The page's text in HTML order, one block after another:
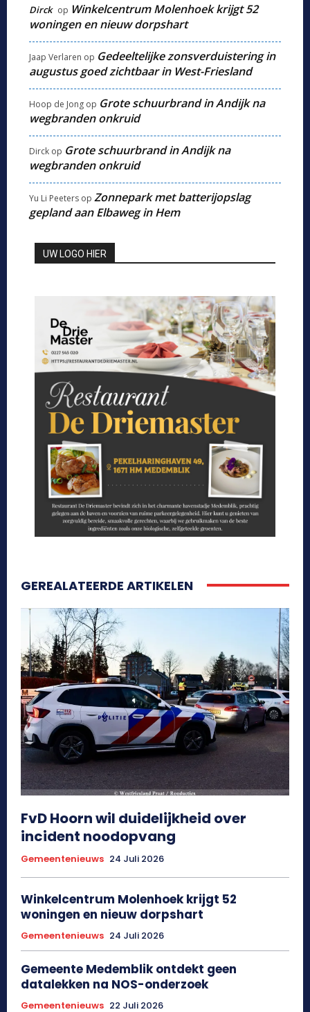
Dirck op Winkelcentrum Molenhoek krijgt 52
woningen en nieuw dorpshart
Jaap Verlaren op Gedeeltelijke zonsverduistering in
augustus goed zichtbaar in West-Friesland
Hoop de Jong op Grote schuurbrand in Andijk na
wegbranden onkruid
Dirck op Grote schuurbrand in Andijk na
wegbranden onkruid
Yu Li Peeters op Zonnepark met batterijopslag
gepland aan Elbaweg in Hem
UW LOGO HIER
GEREALATEERDE ARTIKELEN
FvD Hoorn wil duidelijkheid over
incident noodopvang
Gemeentenieuws 24 Juli 2026
Winkelcentrum Molenhoek krijgt 52
woningen en nieuw dorpshart
Gemeentenieuws 24 Juli 2026
Gemeente Medemblik ontdekt geen
datalekken na NOS-onderzoek
Gemeentenieuws 22 Juli 2026